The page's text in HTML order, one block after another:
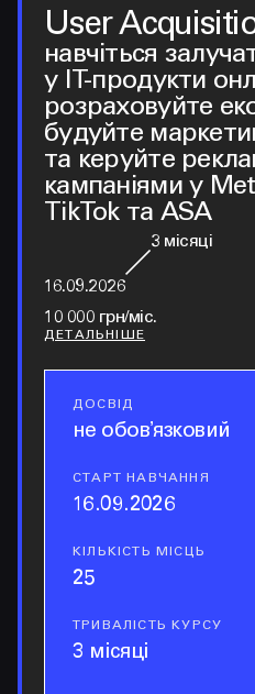
User
навчіться
у IT-продукти
розраховуйте
будуйте
та керуйте
кампаніями у
TikTok та ASA
16.09.2026
3 місяці
10 000 грн/міс.
ДЕТАЛЬНІШЕ
досвід
ДОСВІД
не обовʼязковий
старт навчання
СТАРТ НАВЧАННЯ
16.09.2026
кількість місць
КІЛЬКІСТЬ МІСЦЬ
25
тривалість курсу
ТРИВАЛІСТЬ КУРСУ
3 місяці